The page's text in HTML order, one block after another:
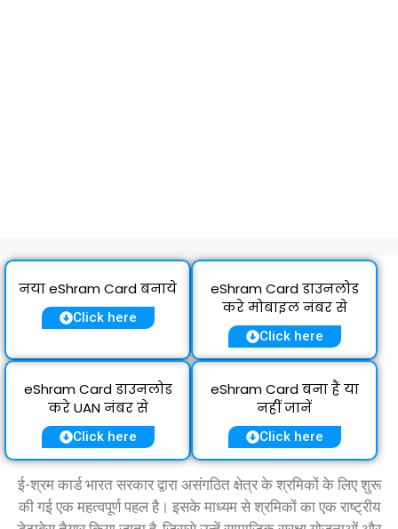
नया eShram Card बनाये
Click here
eShram Card डाउनलोड
करे मोबाइल नंबर से
Click here
eShram Card डाउनलोड
करे UAN नंबर से
Click here
eShram Card बना हैं या
नहीं जानें
Click here
ई-श्रम कार्ड भारत सरकार द्वारा असंगठित क्षेत्र के श्रमिकों के लिए शुरू
की गई एक महत्वपूर्ण पहल है। इसके माध्यम से श्रमिकों का एक राष्ट्रीय